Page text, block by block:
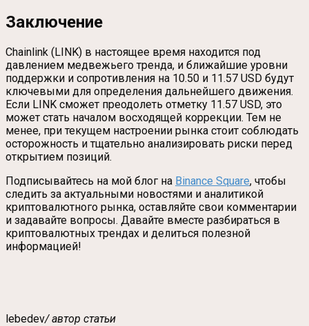
Заключение
Chainlink (LINK) в настоящее время находится под
давлением медвежьего тренда, и ближайшие уровни
поддержки и сопротивления на 10.50 и 11.57 USD будут
ключевыми для определения дальнейшего движения.
Если LINK сможет преодолеть отметку 11.57 USD, это
может стать началом восходящей коррекции. Тем не
менее, при текущем настроении рынка стоит соблюдать
осторожность и тщательно анализировать риски перед
открытием позиций.
Подписывайтесь на мой блог на Binance Square, чтобы
следить за актуальными новостями и аналитикой
криптовалютного рынка, оставляйте свои комментарии
и задавайте вопросы. Давайте вместе разбираться в
криптовалютных трендах и делиться полезной
информацией!
lebedev/ автор статьи